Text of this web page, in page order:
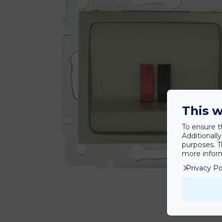
This
To ensure
purposes.
more
Privacy